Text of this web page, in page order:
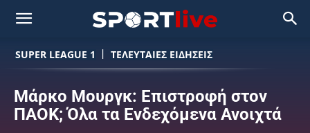
SUPER LEAGUE 1 ΤΕΛΕΥΤΑΙΕΣ ΕΙΔΗΣΕΙΣ
Μάρκο Μουργκ: Επιστροφή στον
ΠΑΟΚ; Όλα τα Ενδεχόμενα Ανοιχτά